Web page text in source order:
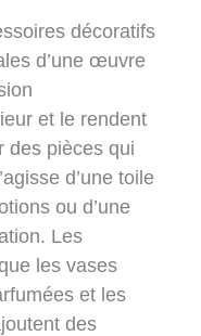
décoratifs
d’une œuvre
et le rendent
des pièces qui
d’une toile
ou d’une
Les
les vases
et les
des